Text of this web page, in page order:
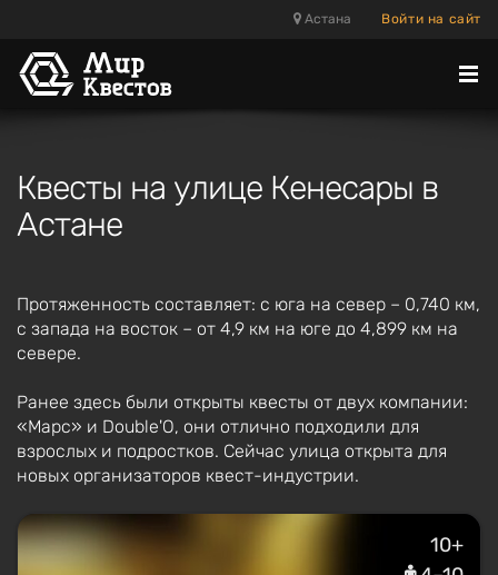
Астана Войти на сайт
Квесты на улице Кенесары в
Астане
Протяженность составляет: с юга на север – 0,740 км,
с запада на восток – от 4,9 км на юге до 4,899 км на
севере.
Ранее здесь были открыты квесты от двух компании:
«Марс» и Double'O, они отлично подходили для
взрослых и подростков. Сейчас улица открыта для
новых организаторов квест-индустрии.
10+